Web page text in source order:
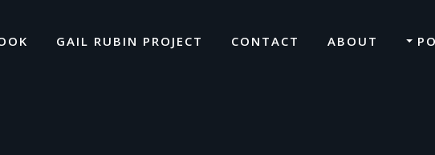
ABOUT
CONTACT
GAIL RUBIN PROJECT